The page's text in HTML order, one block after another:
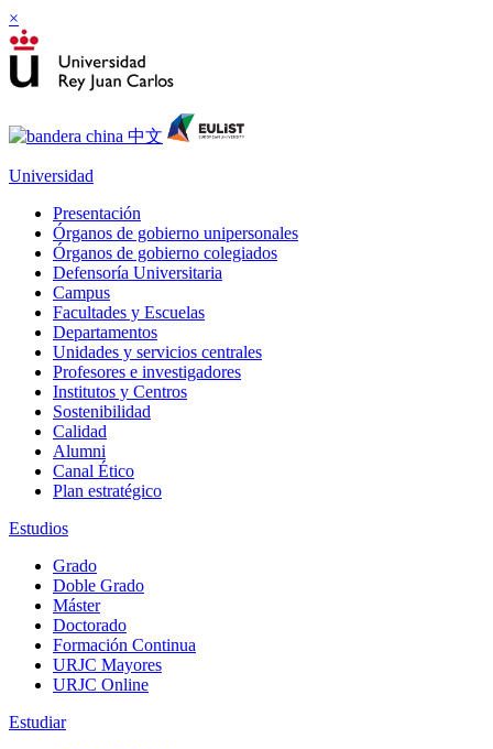
×
Universidad
Presentación
Órganos de gobierno unipersonales
Órganos de gobierno colegiados
Defensoría Universitaria
Campus
Facultades y Escuelas
Departamentos
Unidades y servicios centrales
Profesores e investigadores
Institutos y Centros
Sostenibilidad
Calidad
Alumni
Canal Ético
Plan estratégico
Estudios
Grado
Doble Grado
Máster
Doctorado
Formación Continua
URJC Mayores
URJC Online
Estudiar